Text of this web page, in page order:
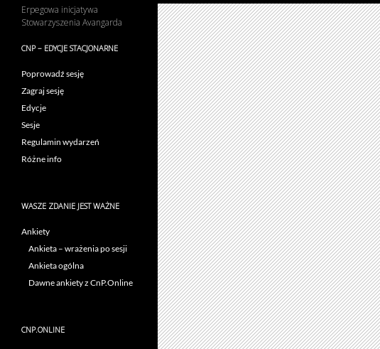
Erpegowa inicjatywa
Stowarzyszenia Avangarda
CNP – EDYCJE STACJONARNE
Poprowadź sesję
Zagraj sesję
Edycje
Sesje
Regulamin wydarzeń
Różne info
WASZE ZDANIE JEST WAŻNE
Ankiety
Ankieta – wrażenia po sesji
Ankieta ogólna
Dawne ankiety z CnP.Online
CNP.ONLINE